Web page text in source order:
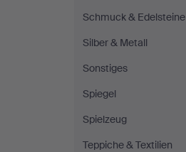
Schmuck & Edelsteine
Silber & Metall
Sonstiges
Spiegel
Spielzeug
Teppiche & Textilien